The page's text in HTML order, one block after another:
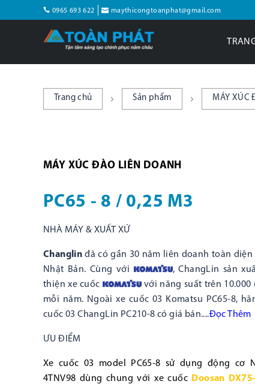
0965 693 622 maythicongtoanphat@gmail.com
Trang chủ Sản phẩm MÁY XÚC
MÁY XÚC ĐÀO LIÊN DOANH
PC65 - 8 / 0,25 M3
NHÀ MÁY & XUẤT XỨ
Changlin đã có gần 30 năm liên doanh toàn
Nhật Bản. Cùng với
, ChangLin sản
thiện xe cuốc
với năng suất trên
mỗi năm. Ngoài xe cuốc 03 Komatsu PC65-8,
cuốc 03 ChangLin PC210-8 có giá bán....Đọc Thêm
ƯU ĐIỂM
Xe cuốc 03 model PC65-8 sử dụng động cơ
4TNV98 dùng chung với xe cuốc Doosan